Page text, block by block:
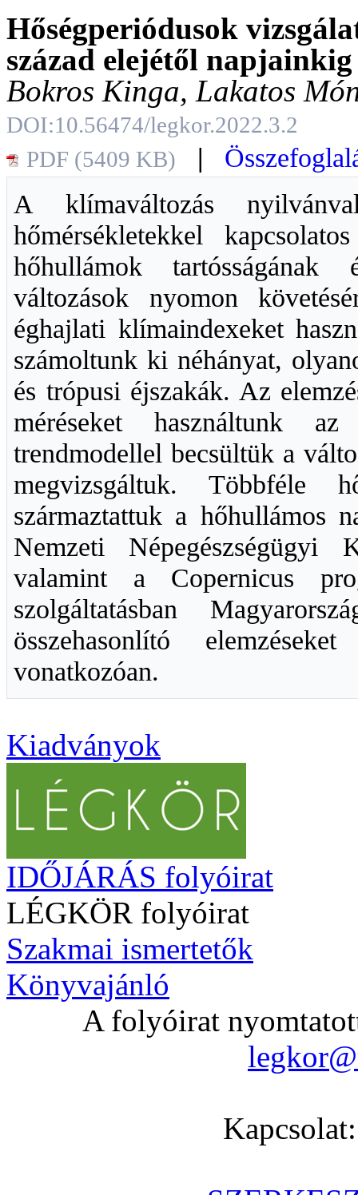
Hőségperiódusok
század elejétől napjainkig
Bokros Kinga, Lakatos
DOI:10.56474/legkor.2022.3.2
PDF (5409 KB)
|
A klímaváltozás
hőmérsékletekkel
hőhullámok
változások nyomon
éghajlati klímaindexeket
számoltunk ki néhányat,
és trópusi éjszakák. Az
méréseket használtunk
trendmodellel becsültük a
megvizsgáltuk. Többféle
származtattuk a hőhullámos
Nemzeti Népegészségügyi
valamint a Copernicus
szolgáltatásban
összehasonlító
vonatkozóan.
Kiadványok
IDŐJÁRÁS folyóirat
LÉGKÖR folyóirat
Szakmai ismertetők
Könyvajánló
A folyóirat